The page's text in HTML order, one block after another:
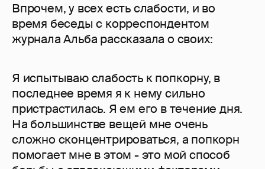
Впрочем, у всех есть слабости, и во
время беседы с корреспондентом
журнала Альба рассказала о своих:
Я испытываю слабость к попкорну, в
последнее время я к нему сильно
пристрастилась. Я ем его в течение дня.
На большинстве вещей мне очень
сложно сконцентрироваться, а попкорн
помогает мне в этом - это мой способ